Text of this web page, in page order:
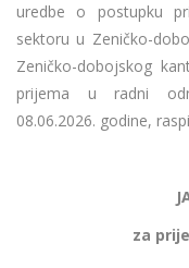
uredbe o postupku
sektoru u Zeničko-
Zeničko-dobojskog
prijema u radni
08.06.2026. godine,
za